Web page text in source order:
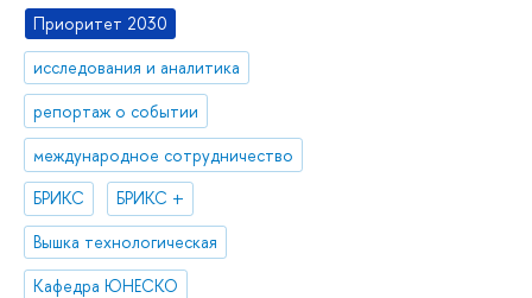
Приоритет 2030
исследования и аналитика
репортаж о событии
международное сотрудничество
БРИКС
БРИКС +
Вышка технологическая
Кафедра ЮНЕСКО